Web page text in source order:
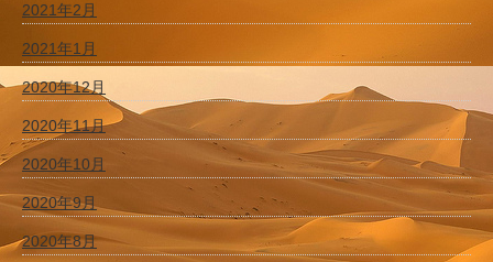
2021年2月
2021年1月
2020年12月
2020年11月
2020年10月
2020年9月
2020年8月